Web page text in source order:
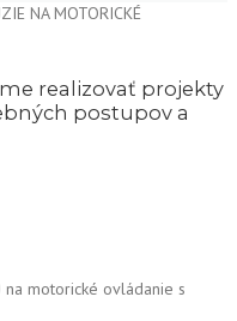
NA MOTORICKÉ
realizovať projekty
postupov a
na motorické ovládanie s